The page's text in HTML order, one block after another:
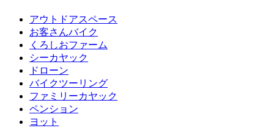
アウトドアスペース
お客さんバイク
くろしおファーム
シーカヤック
ドローン
バイクツーリング
ファミリーカヤック
ペンション
ヨット